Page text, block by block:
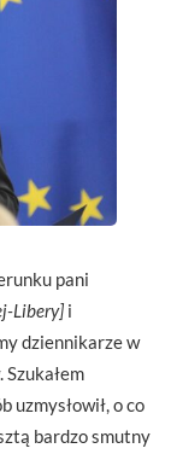
pani
Libery] i
dziennikarze w
uzmysłowił, o co
bardzo smutny